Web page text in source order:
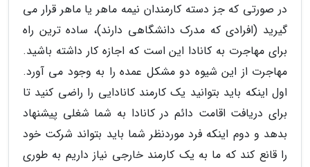
در صورتی که جز دسته کارمندان نیمه ماهر یا ماهر قرار می
گیرید (افرادی که مدرک دانشگاهی دارند)، ساده ترین راه
برای مهاجرت به کانادا این است که اجازه کار داشته باشید.
مهاجرت از این شیوه دو مشکل عمده را به وجود می آورد.
اول اینکه باید بتوانید یک کارمند کانادایی را راضی کنید تا
برای دریافت اقامت دائم در کانادا به شما شغلی پیشنهاد
بدهد و دوم اینکه فرد موردنظر شما باید بتواند شرکت خود
را قانع کند که ما به یک کارمند خارجی نیاز داریم به طوری